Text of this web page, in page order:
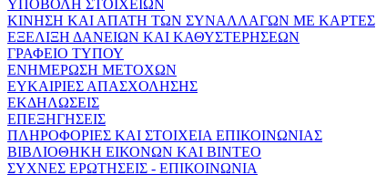
ΥΠΟΒΟΛΗ ΣΤΟΙΧΕΙΩΝ
ΚΙΝΗΣΗ ΚΑΙ ΑΠΑΤΗ ΤΩΝ ΣΥΝΑΛΛΑΓΩΝ ΜΕ ΚΑΡΤΕΣ
ΕΞΕΛΙΞΗ ΔΑΝΕΙΩΝ ΚΑΙ ΚΑΘΥΣΤΕΡΗΣΕΩΝ
ΓΡΑΦΕΙΟ ΤΥΠΟΥ
ΕΝΗΜΕΡΩΣΗ ΜΕΤΟΧΩΝ
ΕΥΚΑΙΡΙΕΣ ΑΠΑΣΧΟΛΗΣΗΣ
ΕΚΔΗΛΩΣΕΙΣ
ΕΠΕΞΗΓΗΣΕΙΣ
ΠΛΗΡΟΦΟΡΙΕΣ ΚΑΙ ΣΤΟΙΧΕΙΑ ΕΠΙΚΟΙΝΩΝΙΑΣ
ΒΙΒΛΙΟΘΗΚΗ ΕΙΚΟΝΩΝ ΚΑΙ ΒΙΝΤΕΟ
ΣΥΧΝΕΣ ΕΡΩΤΗΣΕΙΣ - ΕΠΙΚΟΙΝΩΝΙΑ